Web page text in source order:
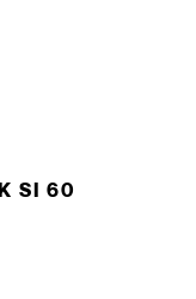
SI 60